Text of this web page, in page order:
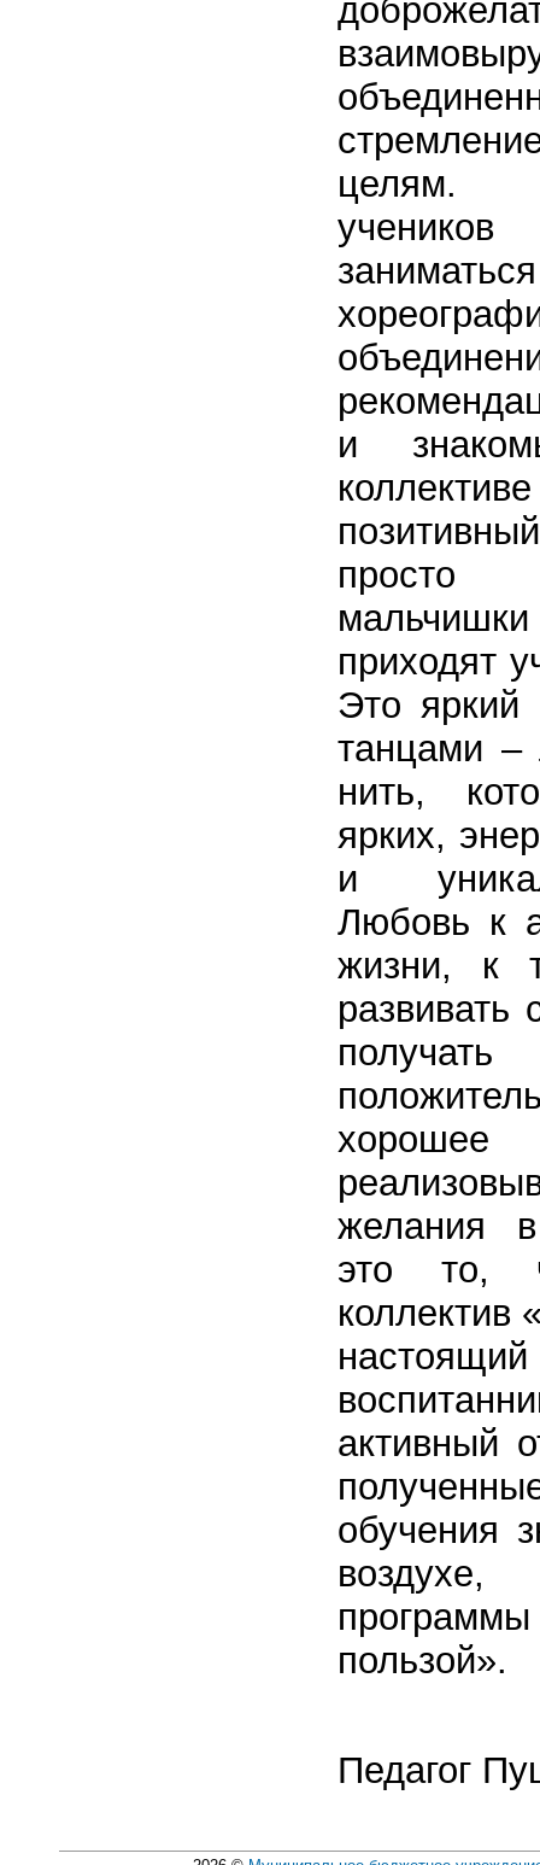
целям.
и
просто
приходят
Это яркий
танцами
нить,
ярких,
и
Любовь к
жизни, к
развивать
желания
это то,
коллектив
активный
обучения
пользой».
Педагог